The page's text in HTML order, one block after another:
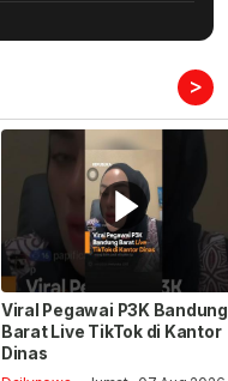
>
Viral Pegawai P3K Bandung
Barat Live TikTok di Kantor
Dinas